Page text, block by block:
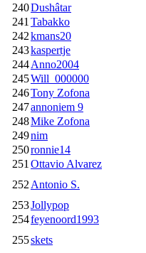
240Dushâtar
241 Tabakko
242kmans20
243kaspertje
244Anno2004
245Will_000000
246Tony Zofona
247annoniem 9
248Mike Zofona
249nim
250ronnie14
251 Ottavio Alvarez
252 Antonio S.
253Jollypop
254feyenoord1993
255skets